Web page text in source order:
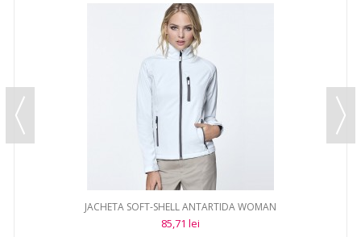
JACHETA SOFT-SHELL ANTARTIDA WOMAN
85,71 lei